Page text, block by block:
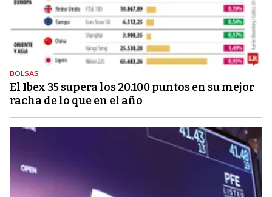
BOLSAS
El Ibex 35 supera los 20.100 puntos en su mejor
racha de lo que en el año